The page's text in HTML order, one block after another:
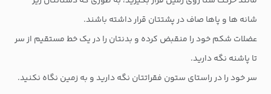
شانه ها و پاها صاف در پشتتان قرار داشته باشند.
عضلات شکم خود را منقبض کرده و بدنتان را در یک خط مستقیم از سر
تا پاشنه نگه دارید.
سر خود را در راستای ستون فقراتتان نگه دارید و به زمین نگاه نکنید.